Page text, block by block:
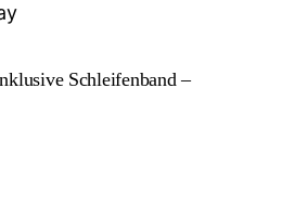
Schleifenband –